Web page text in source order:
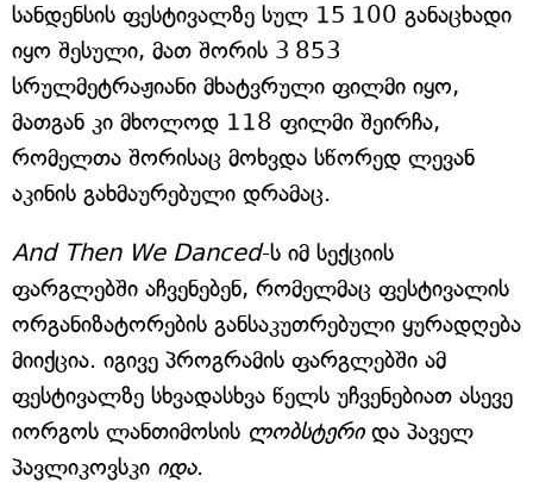
სანდენსის ფესტივალზე სულ 15 100 განაცხადი
იყო შესული, მათ შორის 3 853
სრულმეტრაჟიანი მხატვრული ფილმი იყო,
მათგან კი მხოლოდ 118 ფილმი შეირჩა,
რომელთა შორისაც მოხვდა სწორედ ლევან
აკინის გახმაურებული დრამაც.
And Then We Danced-ს იმ სექციის
ფარგლებში აჩვენებენ, რომელმაც ფესტივალის
ორგანიზატორების განსაკუთრებული ყურადღება
მიიქცია. იგივე პროგრამის ფარგლებში ამ
ფესტივალზე სხვადასხვა წელს უჩვენებიათ ასევე
იორგოს ლანთიმოსის ლობსტერიდა პაველ
პავლიკოვსკი იდა.